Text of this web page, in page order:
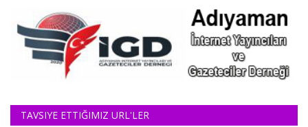
TAVSIYE ETTIĞIMIZ URL'LER